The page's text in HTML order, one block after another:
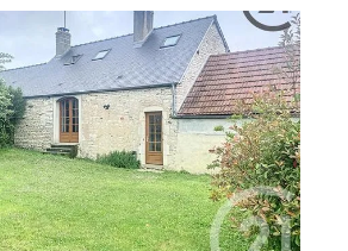
€
Immobilier vous propose